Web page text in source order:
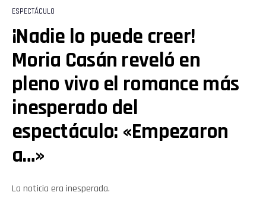
ESPECTÁCULO
¡Nadie lo puede creer!
Moria Casán reveló en
pleno vivo el romance más
inesperado del
espectáculo: «Empezaron
a…»
La noticia era inesperada.